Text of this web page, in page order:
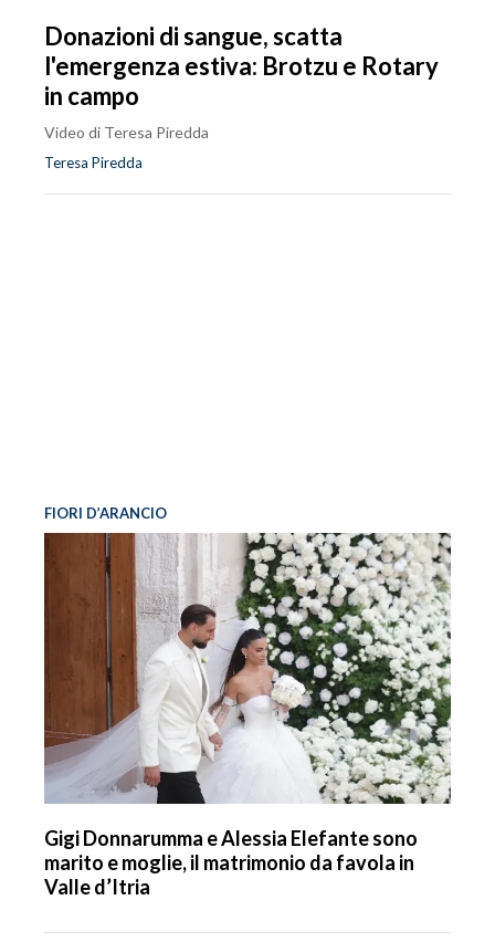
Donazioni di sangue, scatta
l'emergenza estiva: Brotzu e Rotary
in campo
Video di Teresa Piredda
Teresa Piredda
FIORI D’ARANCIO
Gigi Donnarumma e Alessia Elefante sono
marito e moglie, il matrimonio da favola in
Valle d’Itria